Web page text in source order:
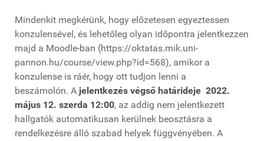
Mindenkit megkérünk, hogy előzetesen egyeztessen
konzulensével, és lehetőleg olyan időpontra jelentkezzen
majd a Moodle-ban (https://oktatas.mik.uni-
pannon.hu/course/view.php?id=568), amikor a
konzulense is ráér, hogy ott tudjon lenni a
beszámolón. A jelentkezés végső határideje 2022.
május 12. szerda 12:00, az addig nem jelentkezett
hallgatók automatikusan kerülnek beosztásra a
rendelkezésre álló szabad helyek függvényében. A